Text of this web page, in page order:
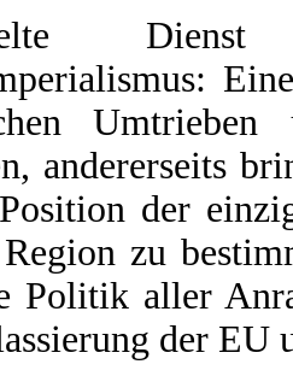
Dienst
andererseits
der
zu
Politik aller
der EU